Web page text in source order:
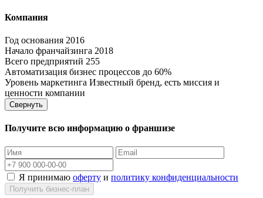
Компания
Год основания 2016
Начало франчайзинга 2018
Всего предприятий 255
Автоматизация бизнес процессов до 60%
Уровень маркетинга Известный бренд, есть миссия и
ценности компании
Свернуть
Получите всю информацию о франшизе
Я принимаю оферту и политику конфиденциальности
Получить бизнес-план